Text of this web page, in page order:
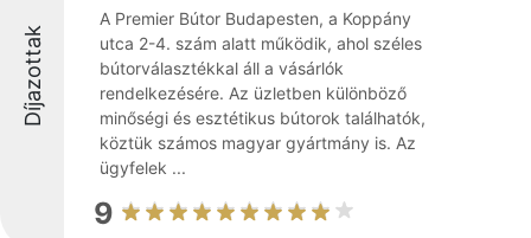
Díjazottak
A Premier Bútor Budapesten, a Koppány
utca 2-4. szám alatt működik, ahol széles
bútorválasztékkal áll a vásárlók
rendelkezésére. Az üzletben különböző
minőségi és esztétikus bútorok találhatók,
köztük számos magyar gyártmány is. Az
ügyfelek ...
9